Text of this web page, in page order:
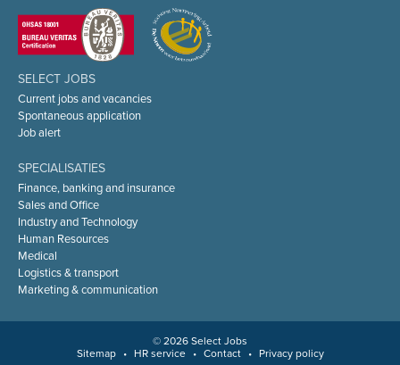
SELECT JOBS
Current jobs and vacancies
Spontaneous application
Job alert
SPECIALISATIES
Finance, banking and insurance
Sales and Office
Industry and Technology
Human Resources
Medical
Logistics & transport
Marketing & communication
© 2026 Select Jobs
Sitemap
• HR service • Contact • Privacy policy